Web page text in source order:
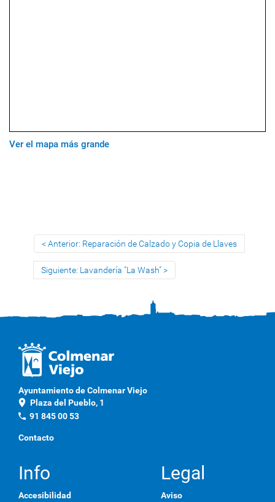
Ver el mapa más grande
Anterior: Reparación de Calzado y Copia de Llaves
Siguiente: Lavandería "La Wash"
Ayuntamiento de Colmenar Viejo
location_on Plaza del Pueblo, 1
phone 91 845 00 53
Contacto
Info
Accesibilidad
Legal
Aviso